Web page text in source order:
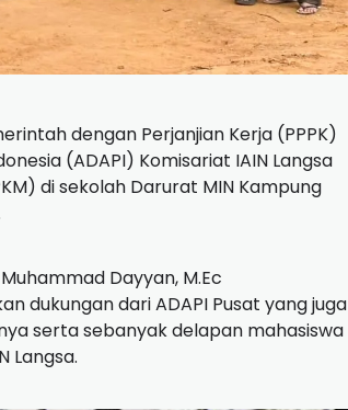
dengan Perjanjian Kerja (PPPK)
(ADAPI) Komisariat IAIN Langsa
di sekolah Darurat MIN Kampung
Dayyan, M.Ec
dukungan dari ADAPI Pusat yang juga
serta sebanyak delapan mahasiswa
Langsa.